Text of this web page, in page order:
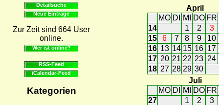
Detailsuche
Neue Einträge
Zur Zeit sind 664 User
online.
Wer ist online?
RSS-Feed
iCalendar-Feed
Kategorien
April
MO DI MI DO FR
14
1 2
3
15
6 7 8 9
10
16 13 14 15 16 17
17 20 21 22 23 24
18 27 28 29 30
Juli
MO DI MI DO FR
27
1 2
3